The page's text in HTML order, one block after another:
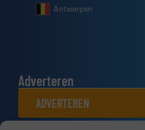
Antwerpen
Adverteren
ADVERTEREN